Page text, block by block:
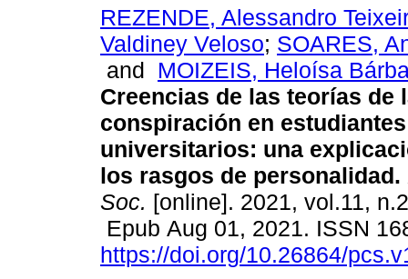
REZENDE, Alessandro
Valdiney Veloso; SOARES,
and MOIZEIS, Heloísa
Creencias de las teorías de
conspiración en estudiantes
universitarios: una
los rasgos de personalidad.
Soc. [online]. 2021, vol.11,
Epub Aug 01, 2021. ISSN
https://doi.org/10.26864/